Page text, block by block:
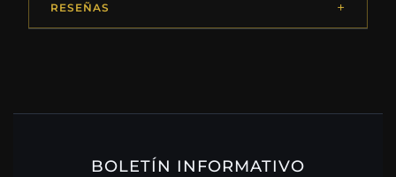
RESEÑAS
BOLETÍN INFORMATIVO